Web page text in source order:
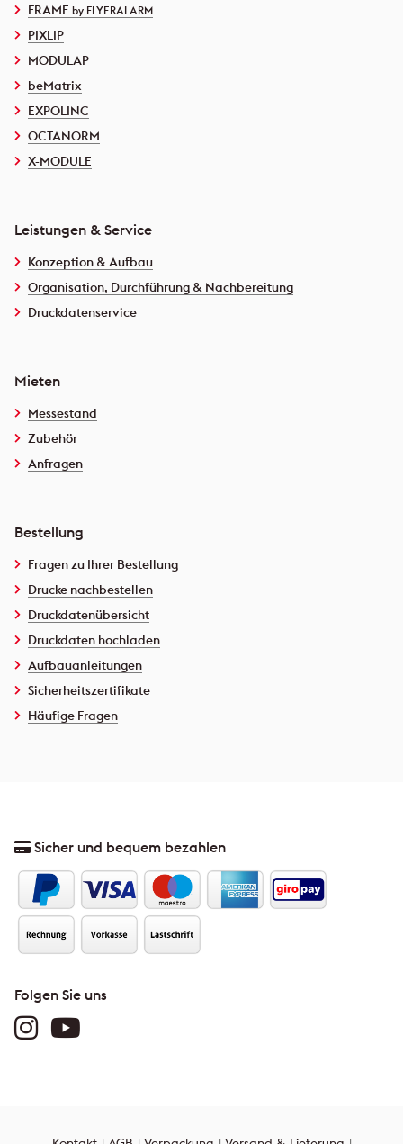
FRAME by FLYERALARM
PIXLIP
MODULAP
beMatrix
EXPOLINC
OCTANORM
X-MODULE
Leistungen & Service
Konzeption & Aufbau
Organisation, Durchführung & Nachbereitung
Druckdatenservice
Mieten
Messestand
Zubehör
Anfragen
Bestellung
Fragen zu Ihrer Bestellung
Drucke nachbestellen
Druckdatenübersicht
Druckdaten hochladen
Aufbauanleitungen
Sicherheitszertifikate
Häufige Fragen
Sicher und bequem bezahlen
Folgen Sie uns